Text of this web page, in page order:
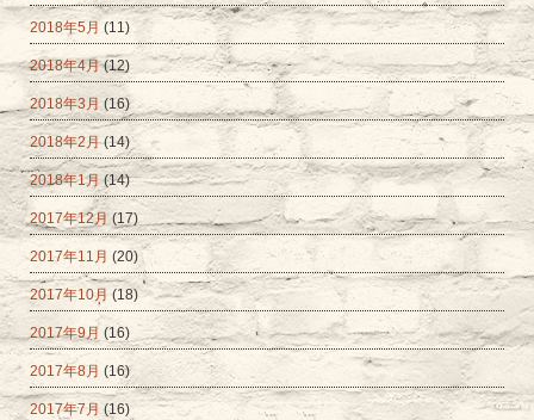
2018年5月 (11)
2018年4月(12)
2018年3月(16)
2018年2月(14)
2018年1月 (14)
2017年12月 (17)
2017年11月 (20)
2017年10月 (18)
2017年9月 (16)
2017年8月 (16)
2017年7月 (16)